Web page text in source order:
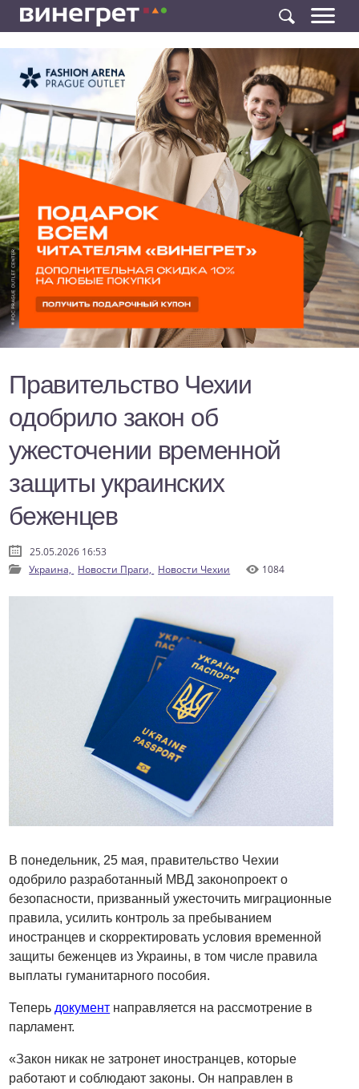
Правительство Чехии
одобрило закон об
ужесточении временной
защиты украинских
беженцев
25.05.2026 16:53
Украина, Новости Праги, Новости Чехии 1084
В понедельник, 25 мая, правительство Чехии
одобрило разработанный МВД законопроект о
безопасности, призванный ужесточить миграционные
правила, усилить контроль за пребыванием
иностранцев и скорректировать условия временной
защиты беженцев из Украины, в том числе правила
выплаты гуманитарного пособия.
Теперь документ направляется на рассмотрение в
парламент.
«Закон никак не затронет иностранцев, которые
работают и соблюдают законы. Он направлен в